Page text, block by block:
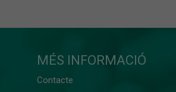
MÉS INFORMACIÓ
Contacte